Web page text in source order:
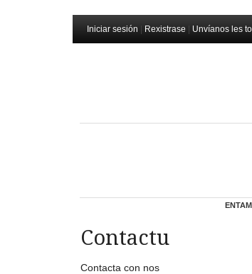
Iniciar sesión Rexistrase Unvíanos les
Contactu
Contacta con nos